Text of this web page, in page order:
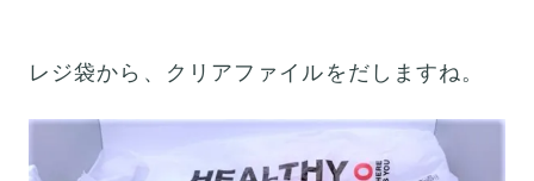
レジ袋から、クリアファイルをだしますね。